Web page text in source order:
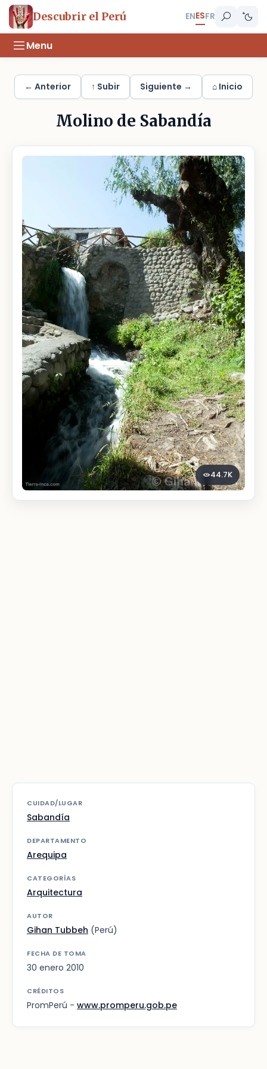
Descubrir el Perú ENESFR
Menu
← Anterior ↑ Subir Siguiente → ⌂ Inicio
Molino de Sabandía
44.7K
CUIDAD/LUGAR
Sabandía
DEPARTAMENTO
Arequipa
CATEGORÍAS
Arquitectura
AUTOR
Gihan Tubbeh (Perú)
FECHA DE TOMA
30 enero 2010
CRÉDITOS
PromPerú - www.promperu.gob.pe